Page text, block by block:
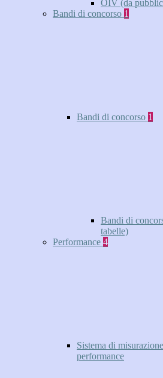
OIV (da
Bandi di concorso 1
Bandi di concorso 1
Bandi di
tabelle)
Performance 4
Sistema di
performance